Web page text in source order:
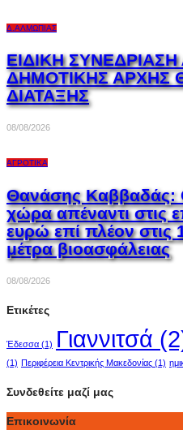
Δ.ΑΛΜΩΠΊΑΣ
ΕΙΔΙΚΗ
ΔΗΜΟΤΙΚΗΣ ΑΡΧΗΣ
ΔΙΑΤΑΞΗΣ
08/08/2026
ΑΓΡΟΤΙΚΆ
Θανάσης Καββαδάς:
χώρα απέναντι στις
ευρώ επί πλέον στις
μέτρα βιοασφάλειας
08/08/2026
Ετικέτες
Έδεσσα (1) Γιαννιτσά
(1) Περιφέρεια Κεντρικής Μακεδονίας (1)
Συνδεθείτε μαζί μας
Επικοινωνία